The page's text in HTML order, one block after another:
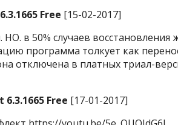
Free [15-02-2017]
в 50% случаев восстановления
программа толкует как
отключена в платных триал-
Free [17-01-2017]